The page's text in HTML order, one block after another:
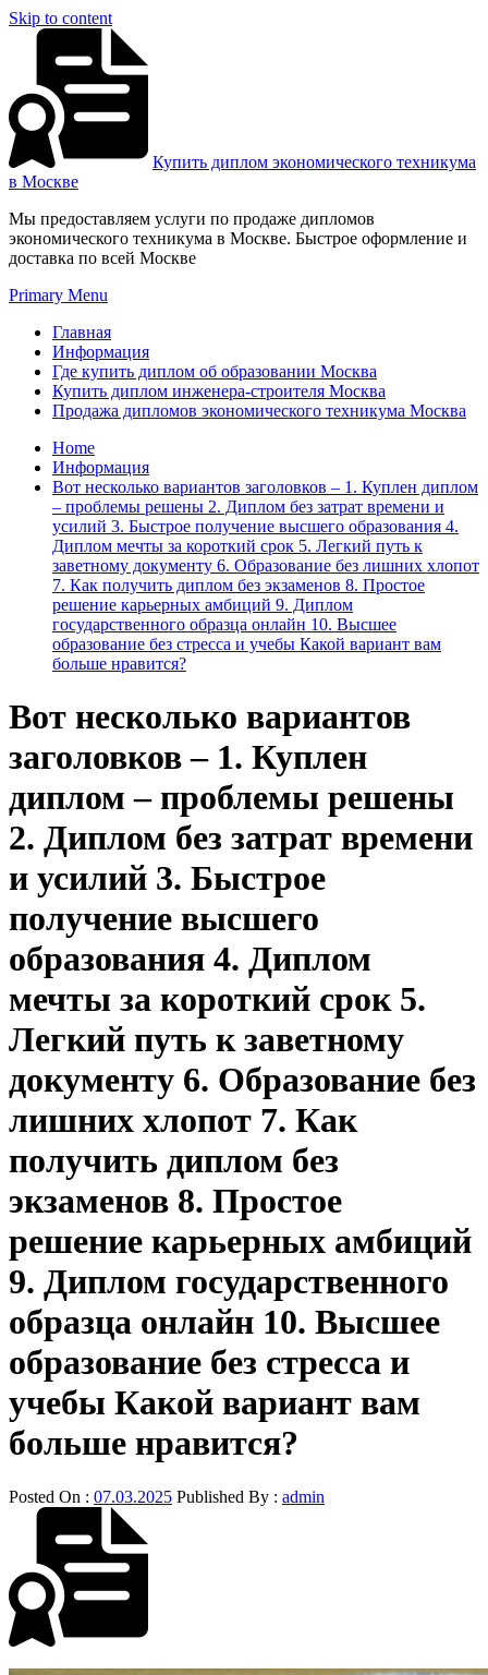
Skip to content
Купить диплом экономического техникума
в Москве
Мы предоставляем услуги по продаже дипломов
экономического техникума в Москве. Быстрое оформление и
доставка по всей Москве
Primary Menu
Главная
Информация
Где купить диплом об образовании Москва
Купить диплом инженера-строителя Москва
Продажа дипломов экономического техникума Москва
Home
Информация
Вот несколько вариантов заголовков – 1. Куплен диплом
– проблемы решены 2. Диплом без затрат времени и
усилий 3. Быстрое получение высшего образования 4.
Диплом мечты за короткий срок 5. Легкий путь к
заветному документу 6. Образование без лишних хлопот
7. Как получить диплом без экзаменов 8. Простое
решение карьерных амбиций 9. Диплом
государственного образца онлайн 10. Высшее
образование без стресса и учебы Какой вариант вам
больше нравится?
Вот несколько вариантов
заголовков – 1. Куплен
диплом – проблемы решены
2. Диплом без затрат времени
и усилий 3. Быстрое
получение высшего
образования 4. Диплом
мечты за короткий срок 5.
Легкий путь к заветному
документу 6. Образование без
лишних хлопот 7. Как
получить диплом без
экзаменов 8. Простое
решение карьерных амбиций
9. Диплом государственного
образца онлайн 10. Высшее
образование без стресса и
учебы Какой вариант вам
больше нравится?
Posted On : 07.03.2025 Published By : admin